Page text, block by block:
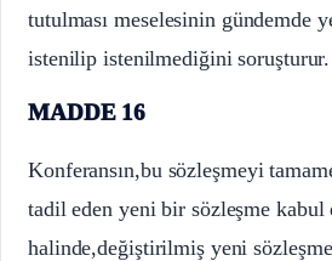
tutulması meselesinin gündemde
istenilip istenilmediğini soruşturur.
MADDE 16
Konferansın,bu sözleşmeyi
tadil eden yeni bir sözleşme kabul
halinde,değiştirilmiş yeni